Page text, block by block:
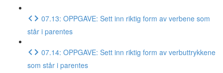
07.13: OPPGAVE: Sett inn riktig form av verbene som
står i parentes
07.14: OPPGAVE: Sett inn riktig form av verbuttrykkene
som står i parentes